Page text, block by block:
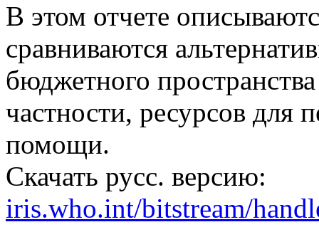
В этом отчете
сравниваются
бюджетного
частности, ресурсов для
помощи.
Скачать русс. версию:
iris.who.int/bitstream/